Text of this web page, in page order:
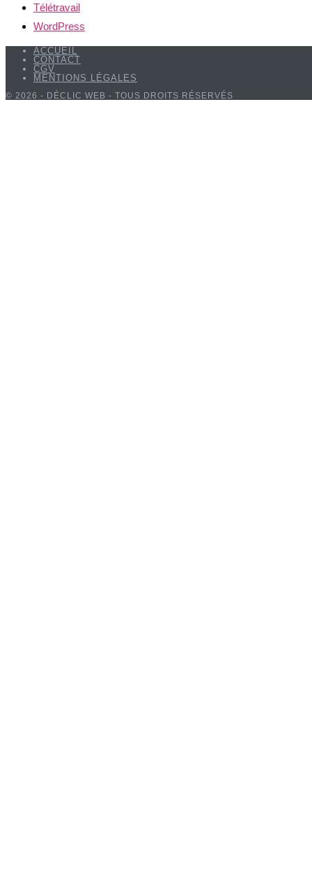
Télétravail
WordPress
ACCUEIL
CONTACT
CGV
MENTIONS LÉGALES
© 2026 - DÉCLIC WEB - TOUS DROITS RÉSERVÉS